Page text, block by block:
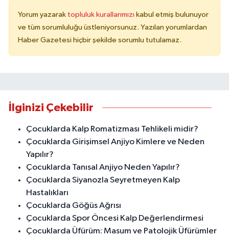
Yorum yazarak topluluk kurallarımızı kabul etmiş bulunuyor
ve tüm sorumluluğu üstleniyorsunuz. Yazılan yorumlardan
Haber Gazetesi hiçbir şekilde sorumlu tutulamaz.
İlginizi Çekebilir
Çocuklarda Kalp Romatizması Tehlikeli midir?
Çocuklarda Girişimsel Anjiyo Kimlere ve Neden
Yapılır?
Çocuklarda Tanısal Anjiyo Neden Yapılır?
Çocuklarda Siyanozla Seyretmeyen Kalp
Hastalıkları
Çocuklarda Göğüs Ağrısı
Çocuklarda Spor Öncesi Kalp Değerlendirmesi
Çocuklarda Üfürüm: Masum ve Patolojik Üfürümler